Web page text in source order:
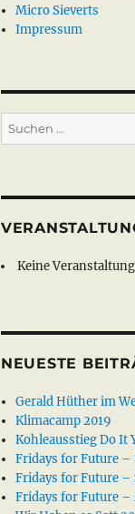
Micro Sieverts
Impressum
Suche
nach:
Keine
NEUESTE
Gerald Hüther im
Klimacamp 2019
Kohleausstieg Do It
Fridays for Future –
Fridays for Future –
Fridays for Future –